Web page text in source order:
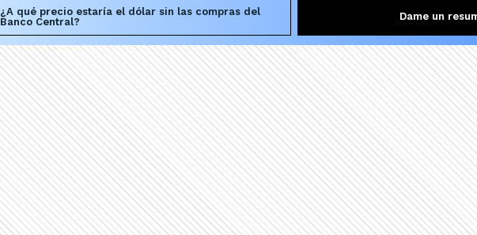
¿A qué precio estaría el dólar sin las compras del
Banco Central?
Dame un